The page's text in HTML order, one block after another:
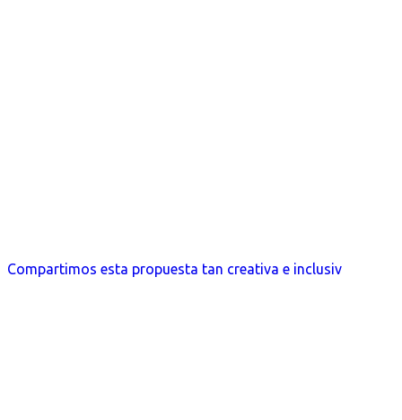
Compartimos esta propuesta tan creativa e inclusiv